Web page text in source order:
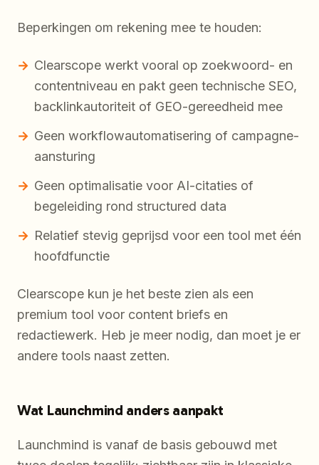
Beperkingen om rekening mee te houden:
Clearscope werkt vooral op zoekwoord- en
contentniveau en pakt geen technische SEO,
backlinkautoriteit of GEO-gereedheid mee
Geen workflowautomatisering of campagne-
aansturing
Geen optimalisatie voor AI-citaties of
begeleiding rond structured data
Relatief stevig geprijsd voor een tool met één
hoofdfunctie
Clearscope kun je het beste zien als een
premium tool voor content briefs en
redactiewerk. Heb je meer nodig, dan moet je er
andere tools naast zetten.
Wat Launchmind anders aanpakt
Launchmind is vanaf de basis gebouwd met